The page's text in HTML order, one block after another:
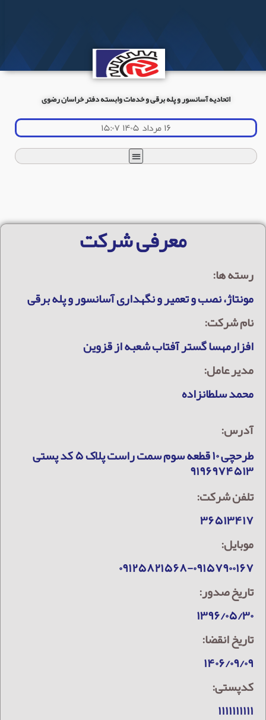
اتحادیه آسانسور و پله برقی و خدمات وابسته دفتر خراسان رضوی
۱۶ مرداد ۱۴۰۵ ۱۵:۰۷
معرفی شرکت
رسته ها:
مونتاژ، نصب و تعمیر و نگهداری آسانسور و پله برقی
نام شرکت:
افزارمهسا گستر آفتاب شعبه از قزوین
مدیر عامل:
محمد سلطانزاده
آدرس:
طرحچی ۱۰ قطعه سوم سمت راست پلاک ۵ کد پستی
۹۱۹۶۹۷۴۵۱۳
تلفن شرکت:
۳۶۵۱۳۴۱۷
موبایل:
۰۹۱۲۵۸۲۱۵۶۸-۰۹۱۵۷۹۰۰۱۶۷
تاریخ صدور:
۱۳۹۶/۰۵/۳۰
تاریخ انقضا:
۱۴۰۶/۰۹/۰۹
کدپستی:
۱۱۱۱۱۱۱۱۱۱